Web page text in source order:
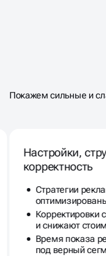
ПРОВЕДЁМ
Покажем сильные и
Настройки,
корректность
Стратегии
Корректировки
и снижают
Время показа
под верный